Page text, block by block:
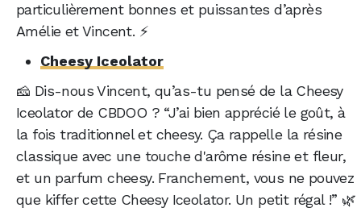
particulièrement bonnes et puissantes d’après
Amélie et Vincent. ⚡
Cheesy Iceolator
🧀 Dis-nous Vincent, qu’as-tu pensé de la Cheesy
Iceolator de CBDOO ? “J’ai bien apprécié le goût, à
la fois traditionnel et cheesy. Ça rappelle la résine
classique avec une touche d'arôme résine et fleur,
et un parfum cheesy. Franchement, vous ne pouvez
que kiffer cette Cheesy Iceolator. Un petit régal !” 🌿